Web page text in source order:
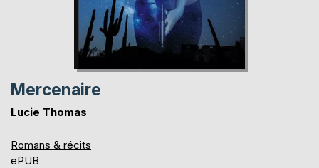
Mercenaire
Lucie Thomas
Romans & récits
ePUB